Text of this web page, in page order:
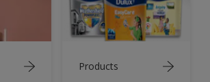
Products